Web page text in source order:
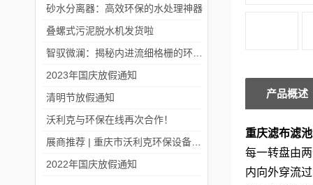
产品概述
重庆滤布滤
每一转盘由
内向外穿流
砂水分离器：高效环保的水处理神器
叠螺式污泥脱水机发货啦
2023年国庆放假通知
清明节放假通知
沃利克与环保在线再次合作！
2022年国庆放假通知